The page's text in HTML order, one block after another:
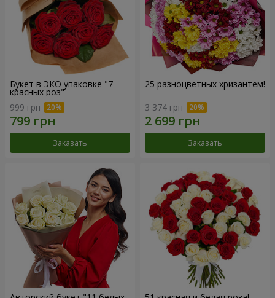
Букет в ЭКО упаковке "7
красных роз"
999 грн
Заказать
25 разноцветных хризантем!
3 374 грн
Заказать